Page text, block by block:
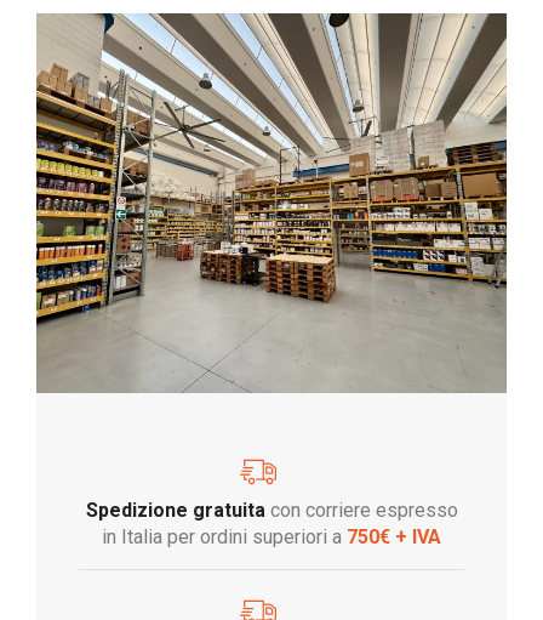
Spedizione gratuitacon corriere espresso
in Italia per ordini superiori a 750€ + IVA